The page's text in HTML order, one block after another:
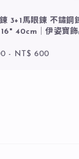
3+1馬眼鍊 不鏽鋼
40cm｜伊姿寶飾
- NT$ 600